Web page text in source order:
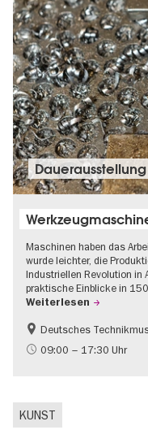
Dauer­aus­stel­lung
Maschinen haben das
wurde leichter, die
Industriellen Revolution in
praktische Einblicke in
Weiterlesen
Geschichte
Deutsches
09:00 – 17:30 Uhr
KUNST